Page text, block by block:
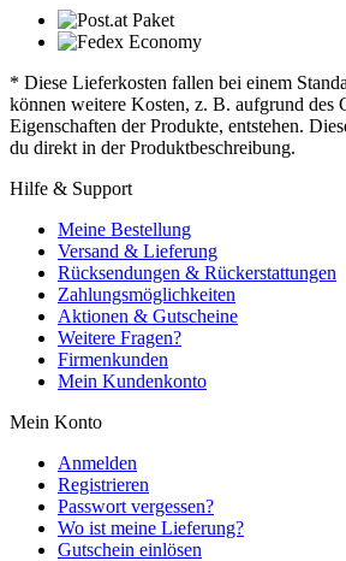
* Diese Lieferkosten fallen bei einem
können weitere Kosten, z. B. aufgrund des
Eigenschaften der Produkte, entstehen.
du direkt in der Produktbeschreibung.
Hilfe & Support
Meine Bestellung
Versand & Lieferung
Rücksendungen & Rückerstattungen
Zahlungsmöglichkeiten
Aktionen & Gutscheine
Weitere Fragen?
Firmenkunden
Mein Kundenkonto
Mein Konto
Anmelden
Registrieren
Passwort vergessen?
Wo ist meine Lieferung?
Gutschein einlösen